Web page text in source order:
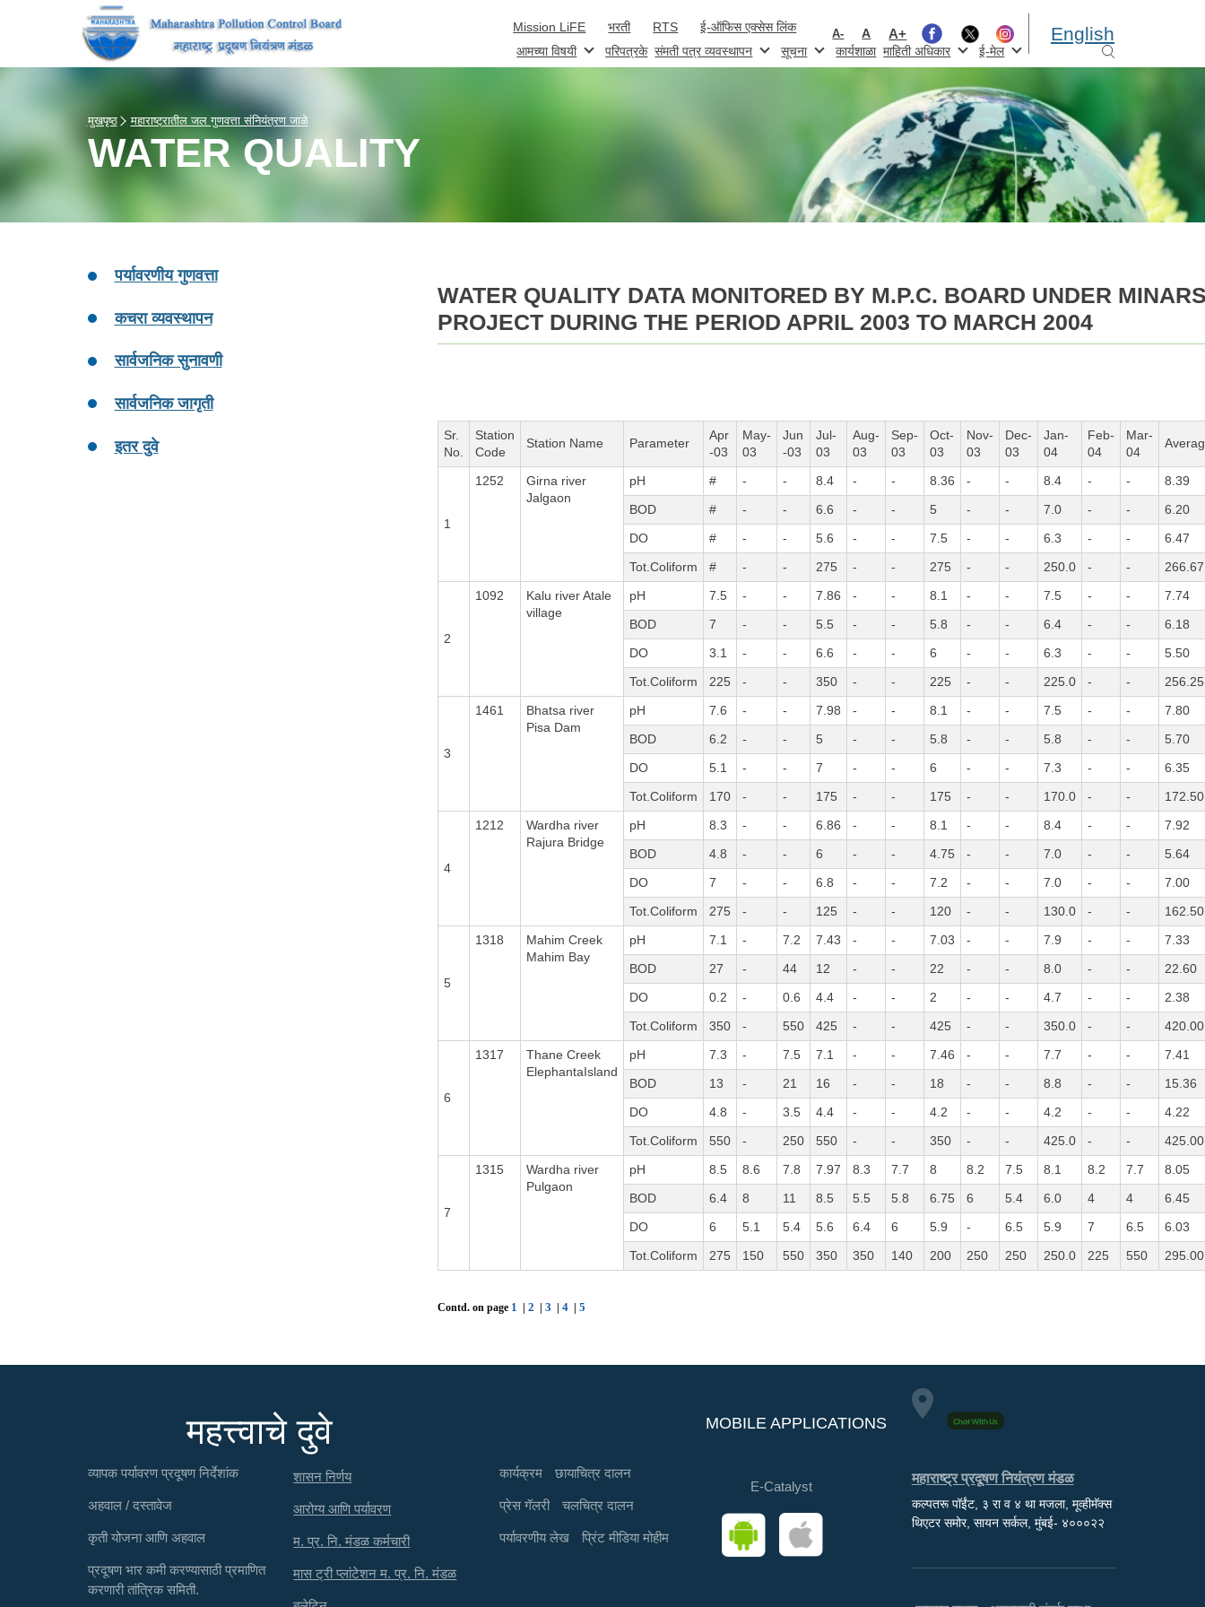
Mission LiFE भरती RTS ई-ऑफिस एक्सेस लिंक A- A A+ English
आमच्या विषयी परिपत्रके संमती पत्र व्यवस्थापन सूचना कार्यशाळा माहिती अधिकार ई-मेल
मुखपृष्ठ महाराष्ट्रातील जल गुणवत्ता संनियंत्रण जाळे
WATER QUALITY
WATER QUALITY DATA MONITORED BY M.P.C. BOARD UNDER
PROJECT DURING THE PERIOD APRIL 2003 TO MARCH 2004
Sr.
No.
Station
Code
Station Name Parameter
Apr
-03
May-
03
Jun
-03
Jul-
03
Aug-
03
Sep-
03
Oct-
03
Nov-
03
Dec-
03
Jan-
04
Feb-
04
Mar-
04
1
1252
Girna river
Jalgaon
pH # - - 8.4 - - 8.36 - - 8.4 - -
8.39
BOD
# - - 6.6 - - 5 - - 7.0 - -
6.20
DO
# - - 5.6 - - 7.5 - - 6.3 - -
6.47
Tot.Coliform
# - - 275 - - 275 - - 250.0 - - 266.67
2
1092
Kalu river Atale
village
pH 7.5 - - 7.86 - - 8.1 - - 7.5 - -
7.74
BOD
7 - - 5.5 - - 5.8 - - 6.4 - -
6.18
DO
3.1 - - 6.6 - - 6 - - 6.3 - -
5.50
Tot.Coliform
225 - - 350 - - 225 - - 225.0 - - 256.25
3
1461
Bhatsa river
Pisa Dam
pH 7.6 - - 7.98 - - 8.1 - - 7.5 - -
7.80
BOD
6.2 - - 5 - - 5.8 - - 5.8 - -
5.70
DO
5.1 - - 7 - - 6 - - 7.3 - -
6.35
Tot.Coliform
170 - - 175 - - 175 - - 170.0 - - 172.50
4
1212
Wardha river
Rajura Bridge
pH 8.3 - - 6.86 - - 8.1 - - 8.4 - -
7.92
BOD
4.8 - - 6 - - 4.75 - - 7.0 - -
5.64
DO
7 - - 6.8 - - 7.2 - - 7.0 - -
7.00
Tot.Coliform
275 - - 125 - - 120 - - 130.0 - - 162.50
5
1318
Mahim Creek
Mahim Bay
pH 7.1 - 7.2 7.43 - - 7.03 - - 7.9 - -
7.33
BOD
27 - 44 12 - - 22 - - 8.0 - -
22.60
DO
0.2 - 0.6 4.4 - - 2 - - 4.7 - -
2.38
Tot.Coliform
350 - 550 425 - - 425 - - 350.0 - - 420.00
6
1317
Thane Creek
ElephantaIsland
pH 7.3 - 7.5 7.1 - - 7.46 - - 7.7 - -
7.41
BOD
13 - 21 16 - - 18 - - 8.8 - -
15.36
DO
4.8 - 3.5 4.4 - - 4.2 - - 4.2 - -
4.22
Tot.Coliform
550 - 250 550 - - 350 - - 425.0 - - 425.00
7
1315
Wardha river
Pulgaon
pH 8.5 8.6 7.8 7.97 8.3 7.7 8 8.2 7.5 8.1 8.2 7.7
8.05
BOD
6.4 8 11 8.5 5.5 5.8 6.75 6 5.4 6.0 4 4
6.45
DO
6 5.1 5.4 5.6 6.4 6 5.9 - 6.5 5.9 7 6.5
6.03
Tot.Coliform
275 150 550 350 350 140 200 250 250 250.0 225 550 295.00
Contd. on page 1 | 2 | 3 | 4 | 5
पर्यावरणीय गुणवत्ता
कचरा व्यवस्थापन
सार्वजनिक सुनावणी
सार्वजनिक जागृती
इतर दुवे
महत्त्वाचे दुवे
व्यापक पर्यावरण प्रदूषण निर्देशांक
अहवाल / दस्तावेज
कृती योजना आणि अहवाल
प्रदूषण भार कमी करण्यासाठी प्रमाणित
करणारी तांत्रिक समिती.
शासन निर्णय
आरोग्य आणि पर्यावरण
म. प्र. नि. मंडळ कर्मचारी
मास ट्री प्लांटेशन म. प्र. नि. मंडळ
कार्यक्रम छायाचित्र दालन
प्रेस गॅलरी चलचित्र दालन
पर्यावरणीय लेख प्रिंट मीडिया मोहीम
MOBILE APPLICATIONS
E-Catalyst
महाराष्ट्र प्रदूषण नियंत्रण मंडळ
कल्पतरू पॉईंट, ३ रा व ४ था मजला, मूव्हीमॅक्स
थिएटर समोर, सायन सर्कल, मुंबई- ४०००२२